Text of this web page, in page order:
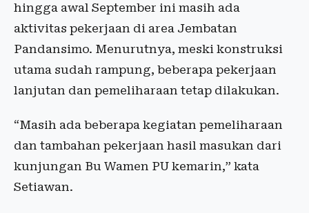
hingga awal September ini masih ada
aktivitas pekerjaan di area Jembatan
Pandansimo. Menurutnya, meski konstruksi
utama sudah rampung, beberapa pekerjaan
lanjutan dan pemeliharaan tetap dilakukan.
“Masih ada beberapa kegiatan pemeliharaan
dan tambahan pekerjaan hasil masukan dari
kunjungan Bu Wamen PU kemarin,” kata
Setiawan.